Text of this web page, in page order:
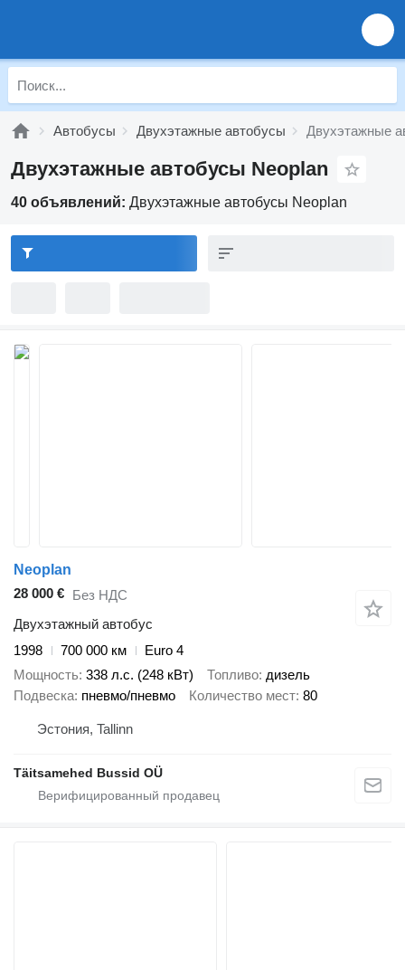
Автобусы Двухэтажные автобусы Двухэтажные
Двухэтажные автобусы Neoplan
40 объявлений: Двухэтажные автобусы Neoplan
Neoplan
28 000 € Без НДС
Двухэтажный автобус
1998
700 000 км
Euro 4
Мощность 338 л.с. (248 кВт) Топливо дизель
Подвеска пневмо/пневмо Количество мест 80
Эстония, Tallinn
Täitsamehed Bussid OÜ